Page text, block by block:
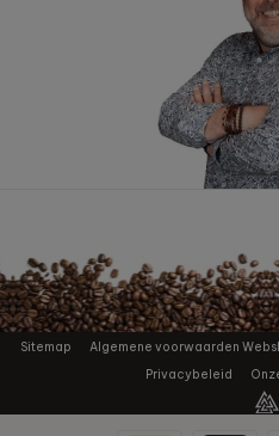
Sitemap Algemene voorwaarden
Privacybeleid